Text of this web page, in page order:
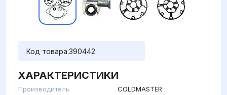
Код товара:390442
ХАРАКТЕРИСТИКИ
Производитель
COLDMASTER